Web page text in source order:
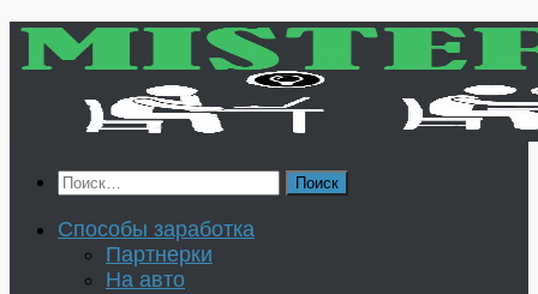
Перейти
Найти:
Способы заработка
Партнерки
На авто